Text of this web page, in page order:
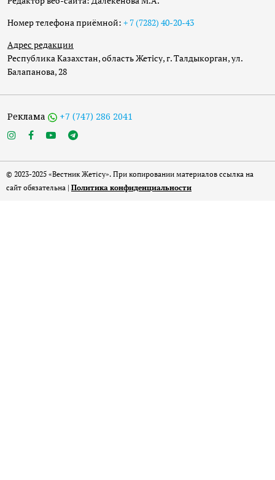
Номер телефона приёмной: + 7 (7282) 40-20-43
Адрес редакции
Республика Казахстан, область Жетісу, г. Талдыкорган, ул.
Балапанова, 28
Реклама +7 (747) 286 2041
© 2023-2025 «Вестник Жетісу». При копировании материалов ссылка на
сайт обязательна | Политика конфиденциальности